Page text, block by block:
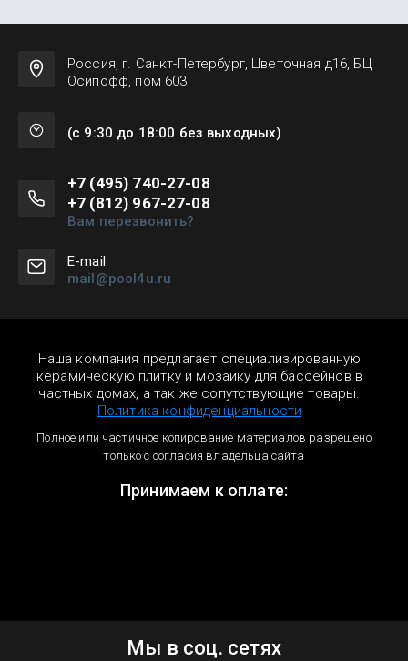
Россия, г. Санкт-Петербург, Цветочная д16, БЦ
Осипофф, пом 603
(с 9:30 до 18:00 без выходных)
+7 (495) 740-27-08
+7 (812) 967-27-08
Вам перезвонить?
Е-mail
mail@pool4u.ru
Наша компания предлагает специализированную
керамическую плитку и мозаику для бассейнов в
частных домах, а так же сопутствующие товары.
Политика конфиденциальности
Полное или частичное копирование материалов разрешено
только с согласия владельца сайта
Принимаем к оплате:
Мы в соц. сетях